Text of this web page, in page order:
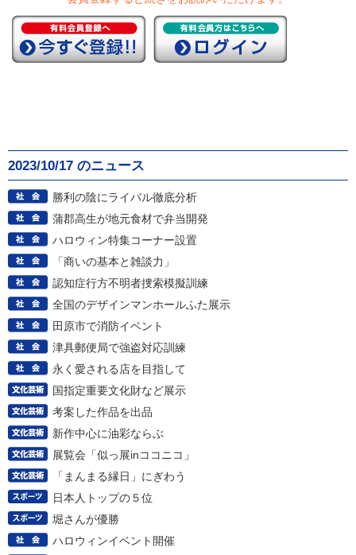
2023/10/17 のニュース
勝利の陰にライバル徹底分析
蒲郡高生が地元食材で弁当開発
ハロウィン特集コーナー設置
「商いの基本と雑談力」
認知症行方不明者捜索模擬訓練
全国のデザインマンホールふた展示
田原市で消防イベント
津具郵便局で強盗対応訓練
永く愛される店を目指して
国指定重要文化財など展示
考案した作品を出品
新作中心に油彩ならぶ
展覧会「似っ展inココニコ」
「まんまる縁日」にぎわう
日本人トップの５位
堀さんが優勝
ハロウィンイベント開催